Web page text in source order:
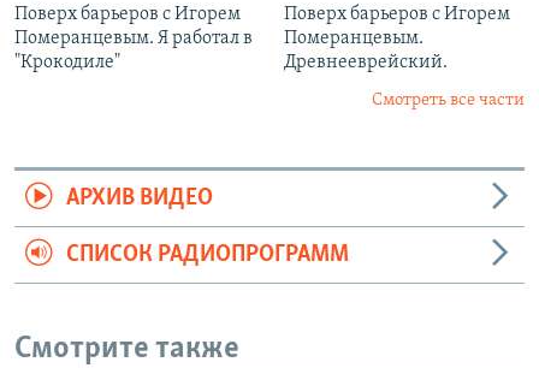
Поверх барьеров с Игорем
Померанцевым. Я работал в
"Крокодиле"
Поверх барьеров с Игорем
Померанцевым.
Древнееврейский.
Смотреть все части
АРХИВ ВИДЕО
СПИСОК РАДИОПРОГРАММ
Смотрите также